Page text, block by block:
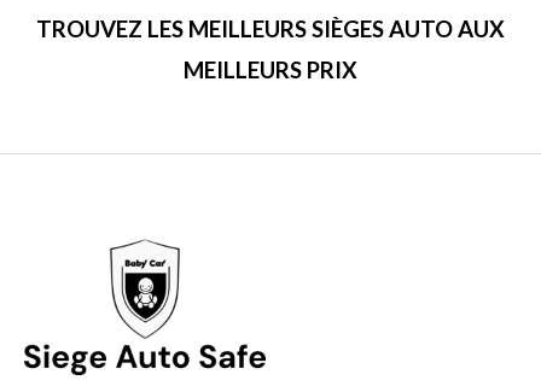
TROUVEZ LES MEILLEURS SIÈGES AUTO AUX
MEILLEURS PRIX